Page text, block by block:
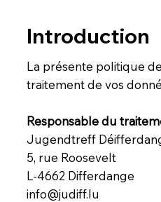
Introduction
La présente politique
traitement de vos
Responsable du
Jugendtreff
5, rue Roosevelt
L-4662 Differdange
info@judiff.lu